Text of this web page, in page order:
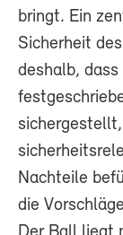
bringt. Ein
Sicherheit
deshalb,
Nachteile
die